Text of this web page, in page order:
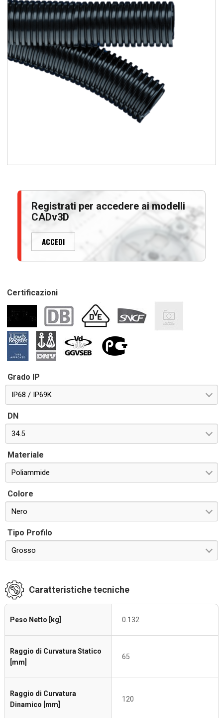
Registrati per accedere ai modelli
CADv3D
ACCEDI
Certificazioni
Grado IP
IP68 / IP69K
DN
34.5
Materiale
Poliammide
Colore
Nero
Tipo Profilo
Grosso
Caratteristiche tecniche
Peso Netto [kg] 0.132
Raggio di Curvatura Statico
[mm]
65
Raggio di Curvatura
Dinamico [mm]
120